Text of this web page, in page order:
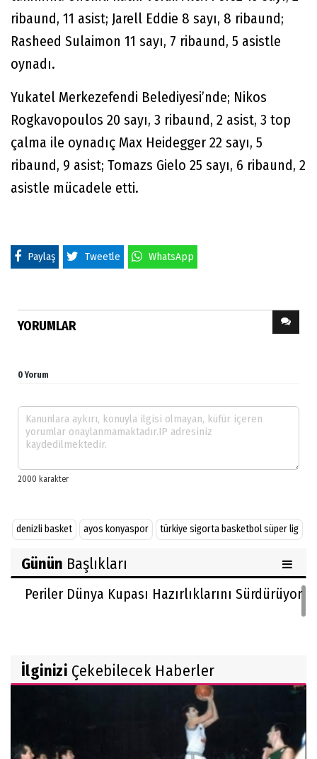
ribaund, 11 asist; Jarell Eddie 8 sayı, 8 ribaund;
Rasheed Sulaimon 11 sayı, 7 ribaund, 5 asistle
oynadı.
Yukatel Merkezefendi Belediyesi’nde; Nikos
Rogkavopoulos 20 sayı, 3 ribaund, 2 asist, 3 top
çalma ile oynadıç Max Heidegger 22 sayı, 5
ribaund, 9 asist; Tomazs Gielo 25 sayı, 6 ribaund, 2
asistle mücadele etti.
Paylaş Tweetle WhatsApp
YORUMLAR
0 Yorum
denizli basket ayos konyaspor türkiye sigorta basketbol süper lig
Günün Başlıkları
Periler Dünya Kupası Hazırlıklarını Sürdürüyor
İlginizi Çekebilecek Haberler